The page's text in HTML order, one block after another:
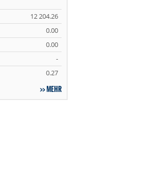
12 204.26
0.00
0.00
-
0.27
MEHR